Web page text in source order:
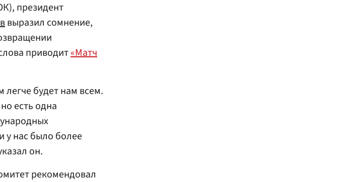
президент
выразил сомнение,
приводит«Матч
будет нам всем.
есть одна
нас было более
он.
рекомендовал